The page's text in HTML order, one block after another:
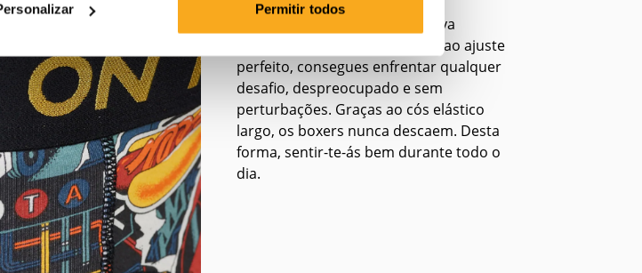
Permitir todos
Os nossos boxers dão uma nova
dimensão ao conforto. Graças ao ajuste
perfeito, consegues enfrentar qualquer
desafio, despreocupado e sem
perturbações. Graças ao cós elástico
largo, os boxers nunca descaem. Desta
forma, sentir-te-ás bem durante todo o
dia.